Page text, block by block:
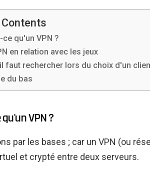
ce qu'un VPN ?
en relation avec les jeux
faut rechercher lors du choix d'un
du bas
qu'un VPN ?
par les bases ; car un VPN (ou
et crypté entre deux serveurs.